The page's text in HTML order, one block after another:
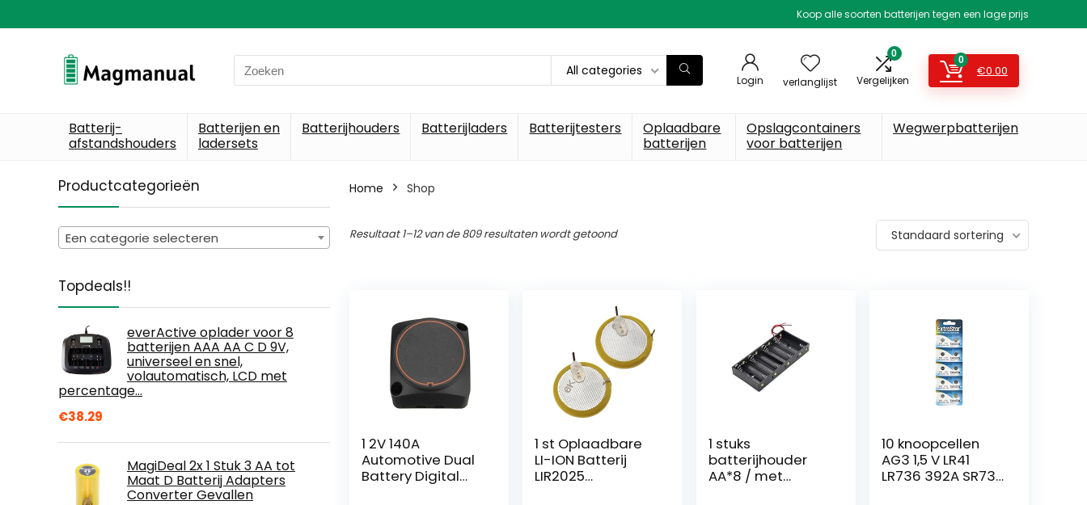
Koop alle soorten batterijen tegen een lage prijs
Search
for:
All categories
Login verlanglijst
0
Vergelijken
0
€0.00
Batterij-
afstandshouders
Batterijen en
ladersets
Batterijhouders Batterijladers Batterijtesters
Oplaadbare
batterijen
Opslagcontainers
voor batterijen
Wegwerpbatterijen
Productcategorieën
Een categorie selecteren
Topdeals!!
everActive oplader voor 8
batterijen AAA AA C D 9V,
universeel en snel,
volautomatisch, LCD met
percentage…
€38.29
MagiDeal 2x 1 Stuk 3 AA tot
Maat D Batterij Adapters
Converter Gevallen
Home Shop
Resultaat 1–12 van de 809 resultaten wordt getoond Standaard sortering
1 2V 140A
Automotive Dual
Battery Digital
1 st Oplaadbare
LI-ION Batterij
LIR2025
1 stuks
batterijhouder
AA*8 / met
10 knoopcellen
AG3 1,5 V LR41
LR736 392A SR736